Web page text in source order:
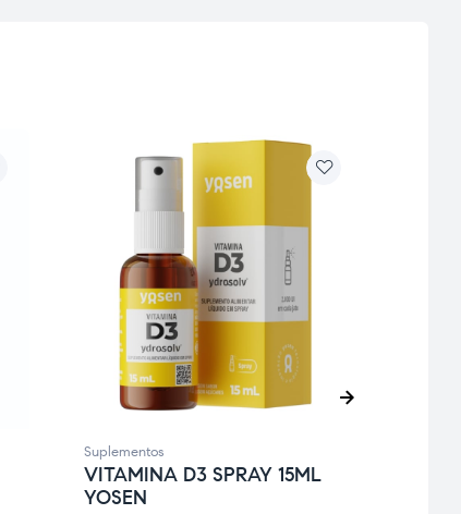
Suplementos
VITAMINA D3 SPRAY 15ML
YOSEN